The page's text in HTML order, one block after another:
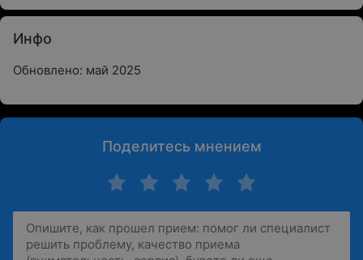
Инфо
Обновлено: май 2025
Поделитесь мнением